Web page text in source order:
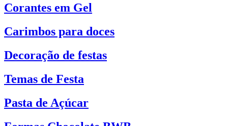
Corantes em Gel
Carimbos para doces
Decoração de festas
Temas de Festa
Pasta de Açúcar